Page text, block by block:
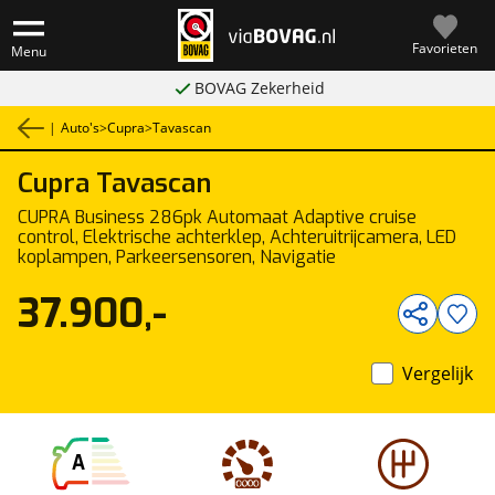
Menu Favorieten
BOVAG Zekerheid
| Auto's>Cupra>Tavascan
Cupra Tavascan
CUPRA Business 286pk Automaat Adaptive cruise
control, Elektrische achterklep, Achteruitrijcamera, LED
koplampen, Parkeersensoren, Navigatie
A
37.900,-
Vergelijk